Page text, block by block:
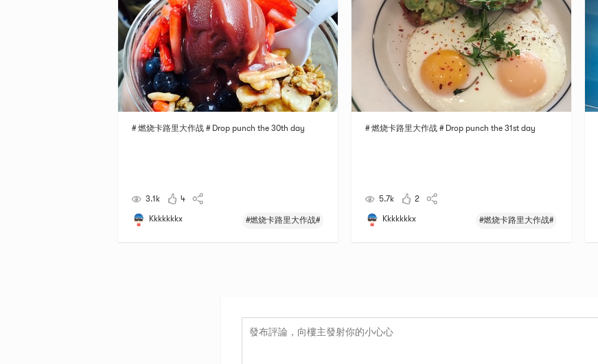
# 燃烧卡路里大作战 # Drop punch the 30th day
3.1k 4
Kkkkkkkx #燃烧卡路里大作战#
# 燃烧卡路里大作战 # Drop punch the 31st day
5.7k 2
Kkkkkkkx #燃烧卡路里大作战#